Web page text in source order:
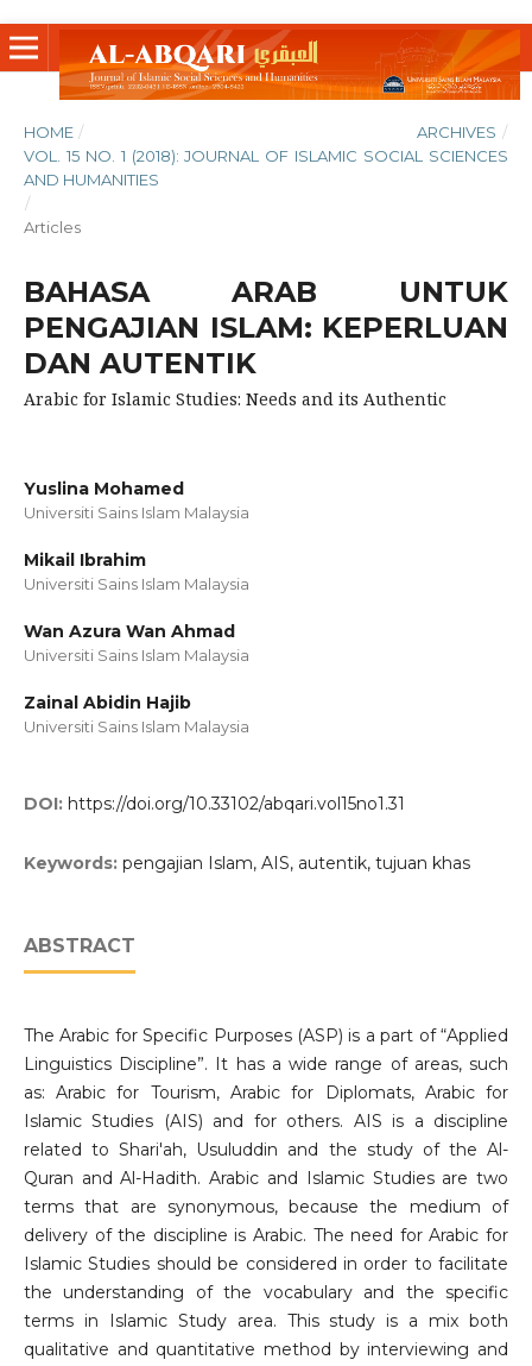
HOME / ARCHIVES /
VOL. 15 NO. 1 (2018): JOURNAL OF ISLAMIC SOCIAL SCIENCES
AND HUMANITIES
/
Articles
BAHASA ARAB UNTUK
PENGAJIAN ISLAM: KEPERLUAN
DAN AUTENTIK
Arabic for Islamic Studies: Needs and its Authentic
Yuslina Mohamed
Universiti Sains Islam Malaysia
Mikail Ibrahim
Universiti Sains Islam Malaysia
Wan Azura Wan Ahmad
Universiti Sains Islam Malaysia
Zainal Abidin Hajib
Universiti Sains Islam Malaysia
DOI: https://doi.org/10.33102/abqari.vol15no1.31
Keywords: pengajian Islam, AIS, autentik, tujuan khas
ABSTRACT
The Arabic for Specific Purposes (ASP) is a part of “Applied
Linguistics Discipline”. It has a wide range of areas, such
as: Arabic for Tourism, Arabic for Diplomats, Arabic for
Islamic Studies (AIS) and for others. AIS is a discipline
related to Shari'ah, Usuluddin and the study of the Al-
Quran and Al-Hadith. Arabic and Islamic Studies are two
terms that are synonymous, because the medium of
delivery of the discipline is Arabic. The need for Arabic for
Islamic Studies should be considered in order to facilitate
the understanding of the vocabulary and the specific
terms in Islamic Study area. This study is a mix both
qualitative and quantitative method by interviewing and